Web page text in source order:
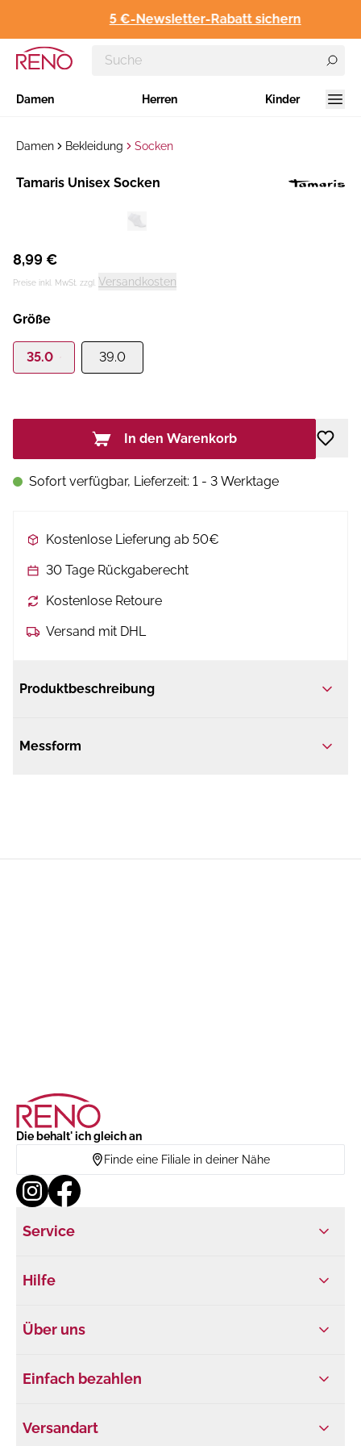
5 €-Newsletter-Rabatt sichern
Damen Herren Kinder
Damen Bekleidung Socken
Hersteller
Tamaris Unisex Socken
8,99 €
Preise inkl. MwSt. zzgl. Versandkosten
Größe
35.0 39.0
In den Warenkorb
Sofort verfügbar, Lieferzeit: 1 - 3 Werktage
Kostenlose Lieferung ab 50€
30 Tage Rückgaberecht
Kostenlose Retoure
Versand mit DHL
Produktbeschreibung
Messform
Die behalt' ich gleich an
Finde eine Filiale in deiner Nähe
Service
Hilfe
Über uns
Einfach bezahlen
Versandart